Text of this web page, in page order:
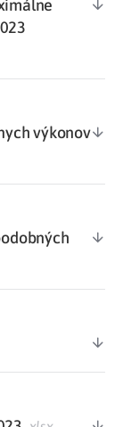
výkonov